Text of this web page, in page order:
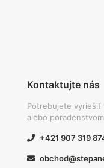
Kontaktujte nás
Potrebujete vyriešiť
alebo
+421 907 319